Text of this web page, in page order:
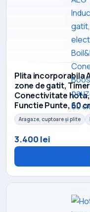
Plita incorporabila
zone de gatit,
Conectivitate
Functie Punte, 60
Aragaze, cuptoare și plite
3.400 lei